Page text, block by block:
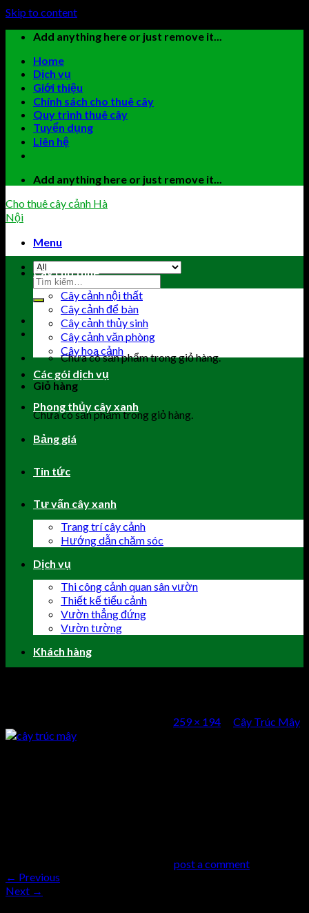
Skip to content
Add anything here or just remove it...
Home
Dịch vụ
Giới thiệu
Chính sách cho thuê cây
Quy trình thuê cây
Tuyển dụng
Liên hệ
Add anything here or just remove it...
Cho thuê cây cảnh Hà
Nội
Menu
Chưa có sản phẩm trong giỏ hàng.
Giỏ hàng
Chưa có sản phẩm trong giỏ hàng.
Cây cho thuê
Cây cảnh nội thất
Cây cảnh để bàn
Cây cảnh thủy sinh
Cây cảnh văn phòng
Cây hoa cảnh
Các gói dịch vụ
Phong thủy cây xanh
Bảng giá
Tin tức
Tư vấn cây xanh
Trang trí cây cảnh
Hướng dẫn chăm sóc
Dịch vụ
Thi công cảnh quan sân vườn
Thiết kế tiểu cảnh
Vườn thẳng đứng
Vườn tường
Khách hàng
259 × 194 Cây Trúc Mây
post a comment
← Previous
Next →